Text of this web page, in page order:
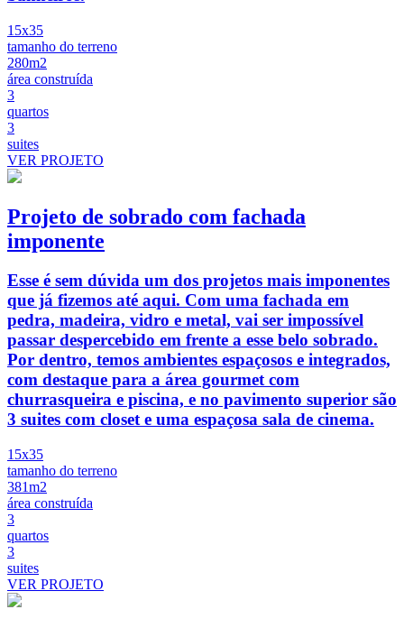
15x35
tamanho do terreno
280m2
área construída
3
quartos
3
suites
VER PROJETO
Projeto de sobrado com fachada
imponente
Esse é sem dúvida um dos projetos mais imponentes
que já fizemos até aqui. Com uma fachada em
pedra, madeira, vidro e metal, vai ser impossível
passar despercebido em frente a esse belo sobrado.
Por dentro, temos ambientes espaçosos e integrados,
com destaque para a área gourmet com
churrasqueira e piscina, e no pavimento superior são
3 suites com closet e uma espaçosa sala de cinema.
15x35
tamanho do terreno
381m2
área construída
3
quartos
3
suites
VER PROJETO